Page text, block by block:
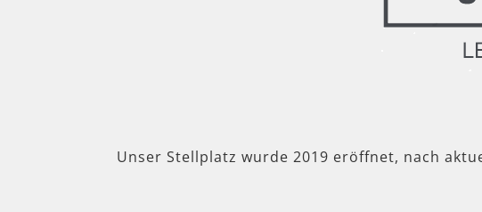
Unser Stellplatz wurde 2019 eröffnet, nach